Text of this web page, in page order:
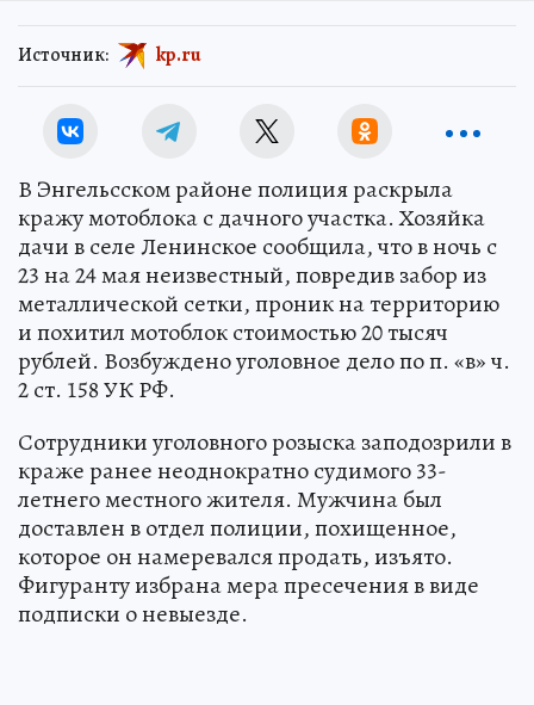
Источник: kp.ru
В Энгельсском районе полиция раскрыла
кражу мотоблока с дачного участка. Хозяйка
дачи в селе Ленинское сообщила, что в ночь с
23 на 24 мая неизвестный, повредив забор из
металлической сетки, проник на территорию
и похитил мотоблок стоимостью 20 тысяч
рублей. Возбуждено уголовное дело по п. «в» ч.
2 ст. 158 УК РФ.
Сотрудники уголовного розыска заподозрили в
краже ранее неоднократно судимого 33-
летнего местного жителя. Мужчина был
доставлен в отдел полиции, похищенное,
которое он намеревался продать, изъято.
Фигуранту избрана мера пресечения в виде
подписки о невыезде.